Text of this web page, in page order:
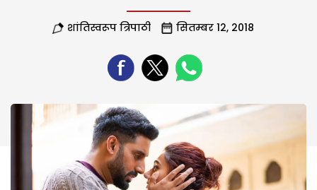
शांतिस्वरूप त्रिपाठी सितम्बर 12, 2018